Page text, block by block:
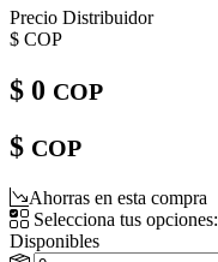
Precio Distribuidor
$ COP
$ 0 COP
$ COP
Ahorras en esta compra
Selecciona tus opciones:
Disponibles